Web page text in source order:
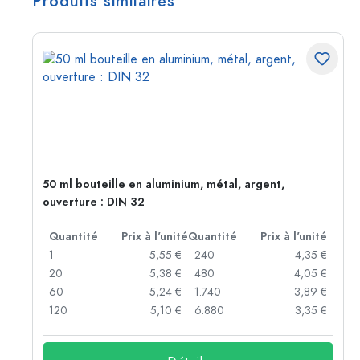
50 ml bouteille en aluminium, métal, argent,
ouverture : DIN 32
Quantité Prix à l'unitéQuantité
Prix à l'unité
1
5,55 €
20
5,38 €
60
5,24 €
120
5,10 €
240
4,35 €
480
4,05 €
1.740
3,89 €
6.880
3,35 €